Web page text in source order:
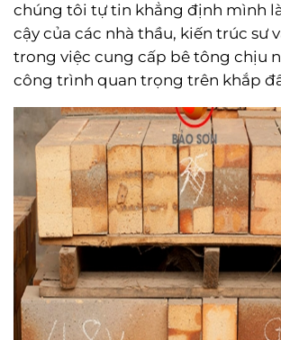
chúng tôi tự tin khẳng định mình
cậy của các nhà thầu, kiến trúc sư
trong việc cung cấp bê tông chịu
công trình quan trọng trên khắp